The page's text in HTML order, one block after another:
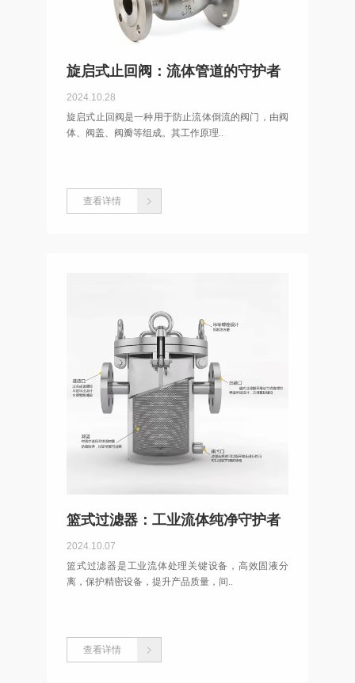
旋启式止回阀：流体管道的守护者
2024.10.28
旋启式止回阀是一种用于防止流体倒流的阀门，由阀
体、阀盖、阀瓣等组成。其工作原理..
查看详情
篮式过滤器：工业流体纯净守护者
2024.10.07
篮式过滤器是工业流体处理关键设备，高效固液分
离，保护精密设备，提升产品质量，间..
查看详情